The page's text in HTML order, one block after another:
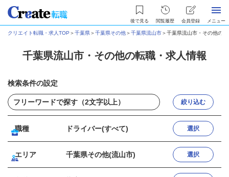
後で見る 閲覧履歴 会員登録 メニュー
クリエイト転職・求人TOP ＞千葉県＞千葉県その他＞千葉県流山市＞千葉県流山市・その他の
千葉県流山市・その他の転職・求人情報
検索条件の設定
絞り込む
職種 ドライバー(すべて) 選択
エリア 千葉県その他(流山市) 選択